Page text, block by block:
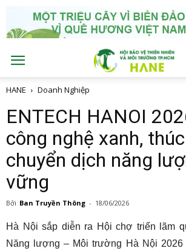
HANE Doanh Nghiệp
ENTECH HANOI
công nghệ xanh,
chuyển dịch năng
vững
Bởi Ban Truyền Thông - 18/06/2026
Hà Nội sắp diễn ra Hội chợ triển lãm
Năng lượng – Môi trường Hà Nội 2026